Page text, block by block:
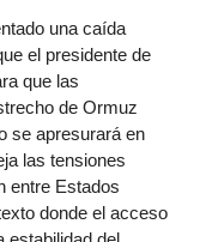
una caída
el presidente de
que las
de Ormuz
se apresurará en
las tensiones
entre Estados
donde el acceso